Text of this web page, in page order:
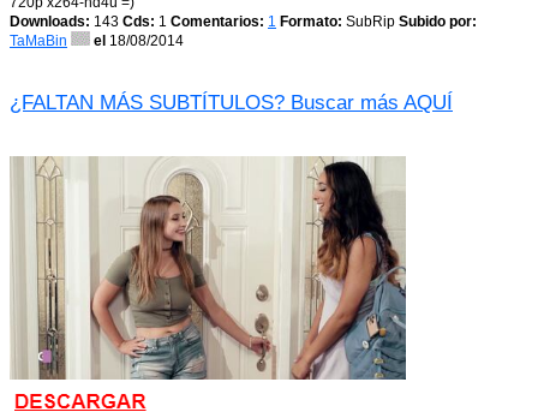
Downloads: 143 Cds: 1 Comentarios: 1 Formato: SubRip Subido por:
TaMaBin
el 18/08/2014
¿FALTAN MÁS SUBTÍTULOS? Buscar más AQUÍ